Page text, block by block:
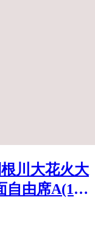
根川大花火大
自由席A(1